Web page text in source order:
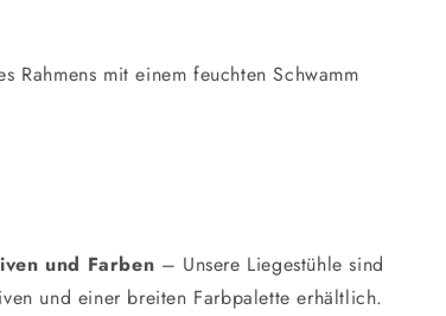
Rahmens mit einem feuchten Schwamm
und Farben – Unsere Liegestühle sind
und einer breiten Farbpalette erhältlich.